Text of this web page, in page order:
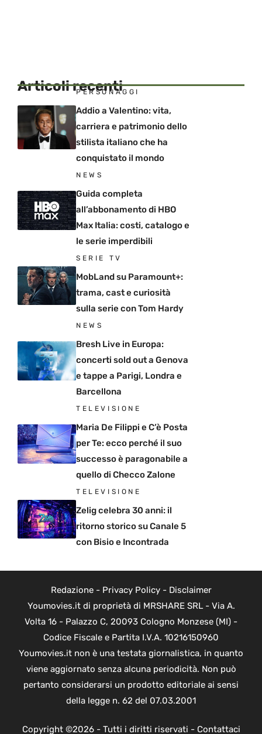
Articoli recenti
PERSONAGGI
Addio a Valentino: vita,
carriera e patrimonio dello
stilista italiano che ha
conquistato il mondo
NEWS
Guida completa
all’abbonamento di HBO
Max Italia: costi, catalogo e
le serie imperdibili
SERIE TV
MobLand su Paramount+:
trama, cast e curiosità
sulla serie con Tom Hardy
NEWS
Bresh Live in Europa:
concerti sold out a Genova
e tappe a Parigi, Londra e
Barcellona
TELEVISIONE
Maria De Filippi e C’è Posta
per Te: ecco perché il suo
successo è paragonabile a
quello di Checco Zalone
TELEVISIONE
Zelig celebra 30 anni: il
ritorno storico su Canale 5
con Bisio e Incontrada
Redazione- Privacy Policy- Disclaimer
Youmovies.it di proprietà di MRSHARE SRL - Via A.
Volta 16 - Palazzo C, 20093 Cologno Monzese (MI) -
Codice Fiscale e Partita I.V.A. 10216150960
Youmovies.it non è una testata giornalistica, in quanto
viene aggiornato senza alcuna periodicità. Non può
pertanto considerarsi un prodotto editoriale ai sensi
della legge n. 62 del 07.03.2001
Copyright ©2026 - Tutti i diritti riservati - Contattaci